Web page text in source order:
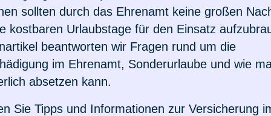
Krankenhaus
Zur Artikelübersicht
KFZ-Versicherung
Zur Artikelübersicht
Hund
Insektenschutz für's
Unfall mit Pferd im
für Familien
für Senioren
sollten durch das Ehrenamt keine großen
kostbaren Urlaubstage für den Einsatz
beantworten wir Fragen rund um die
im Ehrenamt, Sonderurlaube und wie
absetzen kann.
Sie Tipps und Informationen zur Versicherung